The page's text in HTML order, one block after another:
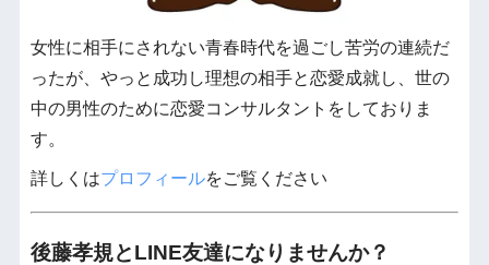
女性に相手にされない青春時代を過ごし苦労の連続だ
ったが、やっと成功し理想の相手と恋愛成就し、世の
中の男性のために恋愛コンサルタントをしておりま
す。
詳しくはプロフィールをご覧ください
後藤孝規とLINE友達になりませんか？